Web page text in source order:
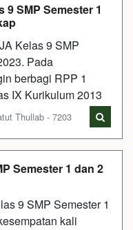
9 SMP Semester 1
Kelas 9 SMP
Pada
berbagi RPP 1
IX Kurikulum 2013
Thullab - 7203
Semester 1 dan 2
9 SMP Semester 1
kali